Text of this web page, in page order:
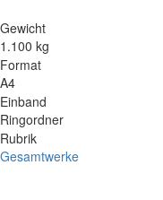
Gewicht
1.100 kg
Format
A4
Einband
Ringordner
Rubrik
Gesamtwerke